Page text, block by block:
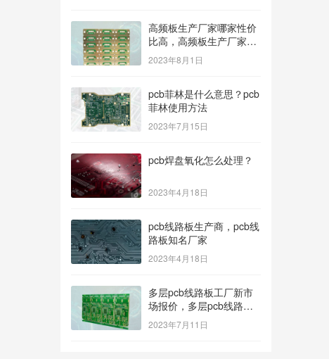
高频板生产厂家哪家性价
比高，高频板生产厂家哪
个公司的好？
2023年8月1日
pcb菲林是什么意思？pcb
菲林使用方法
2023年7月15日
pcb焊盘氧化怎么处理？
2023年4月18日
pcb线路板生产商，pcb线
路板知名厂家
2023年4月18日
多层pcb线路板工厂新市
场报价，多层pcb线路板
厂家新参考价格
2023年7月11日